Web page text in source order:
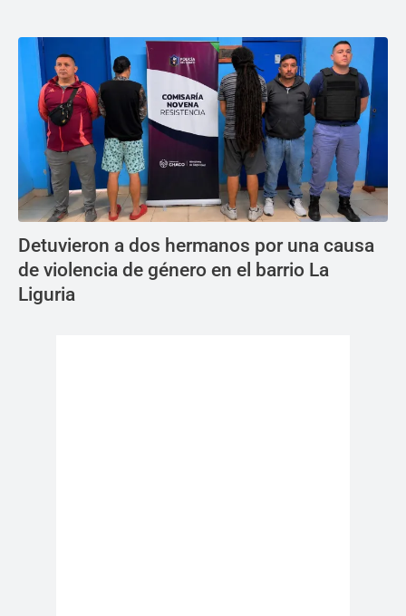
Detuvieron a dos hermanos por una causa
de violencia de género en el barrio La
Liguria